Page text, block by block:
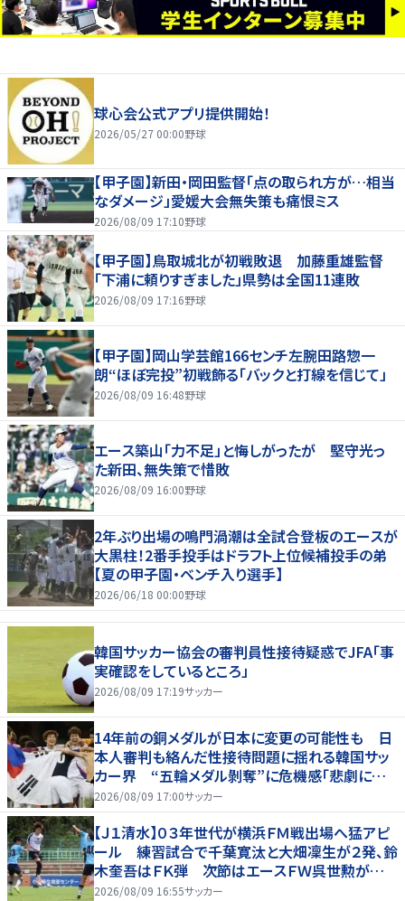
球心会公式アプリ提供開始！
2026/05/27 00:00野球
【甲子園】新田・岡田監督「点の取られ方が…相当
なダメージ」愛媛大会無失策も痛恨ミス
2026/08/09 17:10野球
【甲子園】鳥取城北が初戦敗退 加藤重雄監督
「下浦に頼りすぎました」県勢は全国11連敗
2026/08/09 17:16野球
【甲子園】岡山学芸館166センチ左腕田路惣一
朗“ほぼ完投”初戦飾る「バックと打線を信じて」
2026/08/09 16:48野球
エース築山「力不足」と悔しがったが 堅守光っ
た新田、無失策で惜敗
2026/08/09 16:00野球
2年ぶり出場の鳴門渦潮は全試合登板のエースが
大黒柱！2番手投手はドラフト上位候補投手の弟
【夏の甲子園・ベンチ入り選手】
2026/06/18 00:00野球
韓国サッカー協会の審判員性接待疑惑でJFA「事
実確認をしているところ」
2026/08/09 17:19サッカー
14年前の銅メダルが日本に変更の可能性も 日
本人審判も絡んだ性接待問題に揺れる韓国サッ
カー界 “五輪メダル剝奪”に危機感「悲劇に見
舞われる」
2026/08/09 17:00サッカー
【Ｊ１清水】０３年世代が横浜ＦＭ戦出場へ猛アピ
ール 練習試合で千葉寛汰と大畑凜生が２発、鈴
木奎吾はＦＫ弾 次節はエースＦＷ呉世勲が出
場停止
2026/08/09 16:55サッカー